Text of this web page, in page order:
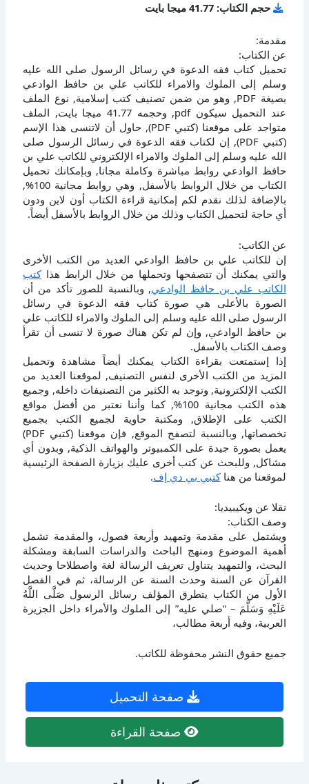
حجم الكتاب: 41.77 ميجا بايت
مقدمة:
عن الكتاب:
تحميل كتاب فقه الدعوة في رسائل الرسول صلى الله عليه
وسلم إلى الملوك والامراء للكاتب علي بن حافظ الوادعي
بصيغة PDF, وهو من ضمن تصنيف كتب إسلامية, نوع الملف
عند التحميل سيكون pdf, وحجمه 41.77 ميجا بايت, الملف
متواجد على موقعنا (كتبي PDF), حاول أن لاتنسى هذا الإسم
(كتبي PDF), إن لكتاب فقه الدعوة في رسائل الرسول صلى
الله عليه وسلم إلى الملوك والامراء الإلكتروني للكاتب علي بن
حافظ الوادعي روابط مباشرة وكاملة مجانا, وبإمكانك تحميل
الكتاب من خلال الروابط بالأسفل, وهي روابط مجانية 100%,
بالإضافة لذلك نقدم لكم إمكانية قراءة الكتاب أون لاين ودون
أي حاجة لتحميل الكتاب وذلك من خلال الروابط بالأسفل أيضاً.
عن الكاتب:
إن للكاتب علي بن حافظ الوادعي العديد من الكتب الأخرى
والتي يمكنك أن تتصفحها وتحملها من خلال الرابط هذاكتب
الكاتب علي بن حافظ الوادعي, وبالنسبة للصور تأكد من أن
الصورة بالأعلى هي صورة كتاب فقه الدعوة في رسائل
الرسول صلى الله عليه وسلم إلى الملوك والامراء للكاتب علي
بن حافظ الوادعي, وإن لم تكن هناك صورة لا تنسى أن تقرأ
وصف الكتاب بالأسفل.
إذا إستمتعت بقراءة الكتاب يمكنك أيضاً مشاهدة وتحميل
المزيد من الكتب الأخرى لنفس التصنيف, لموقعنا العديد من
الكتب الإلكترونية, وتوجد به الكثير من التصنيفات داخله, وجميع
هذه الكتب مجانية 100%, كما وأننا نعتبر من أفضل مواقع
الكتب على الإطلاق, ومكتبة حاوية لجميع الكتب بجميع
تخصصاتها, وبالنسبة لتصفح الموقع, فإن موقعنا (كتبي PDF)
يعمل بصورة جيدة على الكمبيوتر والهواتف الذكية, وبدون أي
مشاكل, وللبحث عن كتب أخرى عليك بزيارة الصفحة الرئيسية
لموقعنا من هناكتبي بي دي إف.
نقلا عن ويكيبيديا:
وصف الكتاب:
ويشتمل على مقدمة وتمهيد وأربعة فصول، والمقدمة تشمل
أهمية الموضوع ومنهج الباحث والدراسات السابقة ومشكلة
البحث، والتمهيد يتناول تعريف الرسالة لغة واصطلاحا وحديث
القرآن عن السنة وحدث السنة عن الرسالة، ثم في الفصل
الأول من الكتاب يتطرق المؤلف رسائل الرسول صَلَّى اللَّهُ
عَلَيْهِ وَسَلَّمَ – “صلي عليه” إلى الملوك والأمراء داخل الجزيرة
العربية، وفيه أربعة مطالب،
جميع حقوق النشر محفوظة للكاتب.
صفحة التحميل
صفحة القراءة